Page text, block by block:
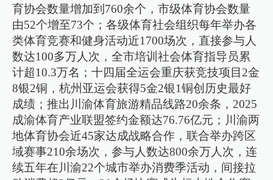
育协会数量增加到760余个，市级体育协会数量
由52个增至73个；各级体育社会组织每年举办各
类体育竞赛和健身活动近1700场次，直接参与人
数达100多万人次，全市培训社会体育指导员累
计超10.3万名；十四届全运会重庆获竞技项目2金
8银2铜，杭州亚运会获得5金2银1铜创历史最好
成绩；推出川渝体育旅游精品线路20余条，2025
成渝体育产业联盟签约金额达76.76亿元；川渝两
地体育协会近45家达成战略合作，联合举办跨区
域赛事210余场次，参与人数达800余万人次，连
续五年在川渝22个城市举办消费季活动，间接拉